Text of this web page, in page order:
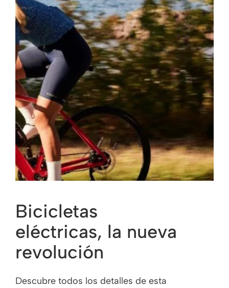
Bicicletas
eléctricas, la nueva
revolución
Descubre todos los detalles de esta